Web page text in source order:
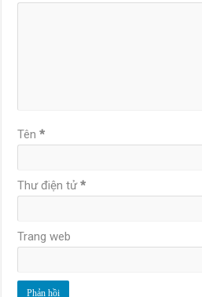
Tên*
Thư điện tử*
Trang web